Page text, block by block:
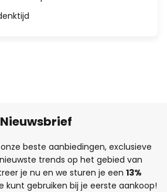
Nieuwsbrief
beste aanbiedingen, exclusieve
trends op het gebied van
je nu en we sturen je een 13%
kunt gebruiken bij je eerste aankoop!